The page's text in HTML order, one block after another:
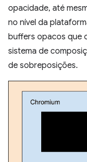
opacidade, até
no nível da
buffers opacos que
sistema de
de sobreposições.